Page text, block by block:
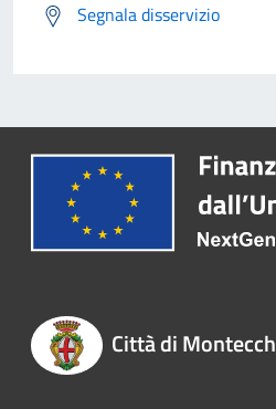
Segnala disservizio
Città di